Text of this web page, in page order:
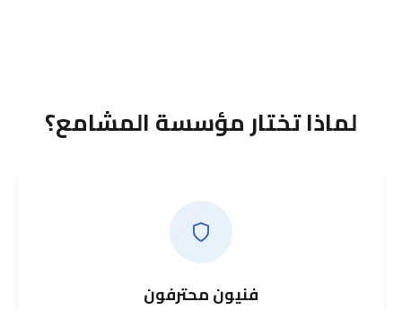
لماذا تختار مؤسسة المشامع؟
فنيون محترفون